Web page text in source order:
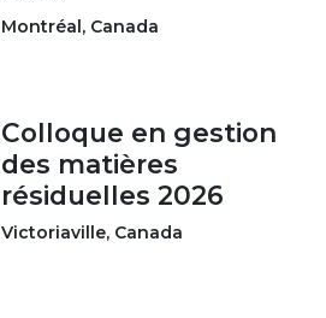
Montréal , Canada
Colloque en gestion
des matières
résiduelles 2026
Victoriaville, Canada